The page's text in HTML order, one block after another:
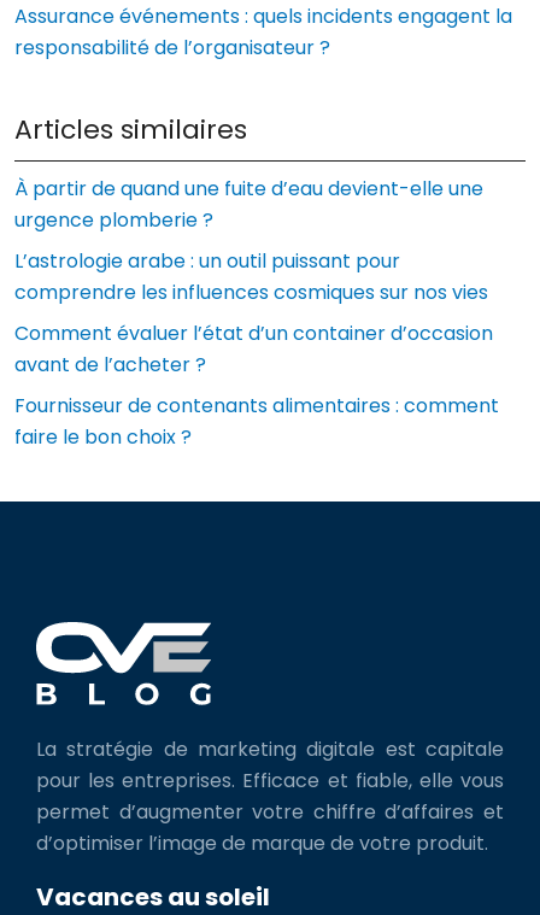
Assurance événements : quels incidents engagent la
responsabilité de l’organisateur ?
Articles similaires
À partir de quand une fuite d’eau devient-elle une
urgence plomberie ?
L’astrologie arabe : un outil puissant pour
comprendre les influences cosmiques sur nos vies
Comment évaluer l’état d’un container d’occasion
avant de l’acheter ?
Fournisseur de contenants alimentaires : comment
faire le bon choix ?
La stratégie de marketing digitale est capitale
pour les entreprises. Efficace et fiable, elle vous
permet d’augmenter votre chiffre d’affaires et
d’optimiser l’image de marque de votre produit.
Vacances au soleil